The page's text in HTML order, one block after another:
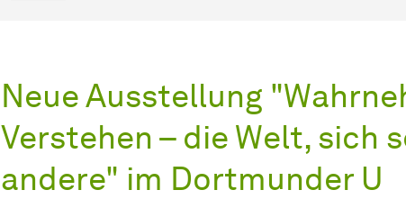
Neue Ausstellung
Verstehen – die Welt, sich
andere" im Dortmunder U